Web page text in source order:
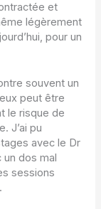
et
légèrement
pour un
souvent un
peut être
le risque de
J’ai pu
avec le Dr
dos mal
sessions